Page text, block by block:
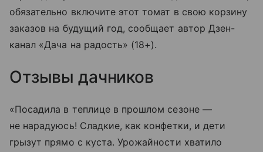
обязательно включите этот томат в свою корзину
заказов на будущий год, сообщает автор Дзен-
канал «Дача на радость» (18+).
Отзывы дачников
«Посадила в теплице в прошлом сезоне —
не нарадуюсь! Сладкие, как конфетки, и дети
грызут прямо с куста. Урожайности хватило